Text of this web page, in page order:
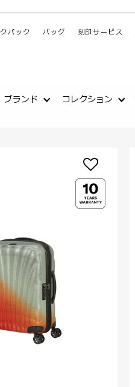
パック バッグ 刻印サービス
ブランド コレクション